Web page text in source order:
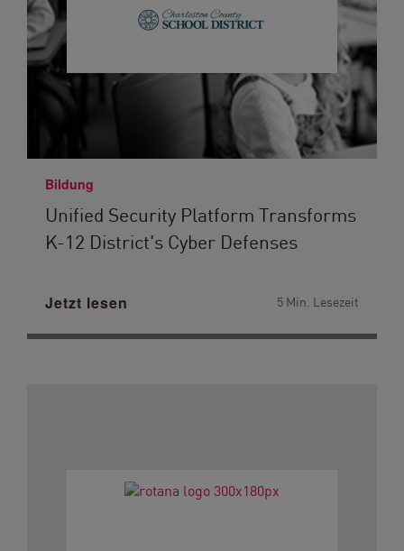
Bildung
Unified Security Platform Transforms
K-12 District's Cyber Defenses
Jetzt lesen 5 Min. Lesezeit